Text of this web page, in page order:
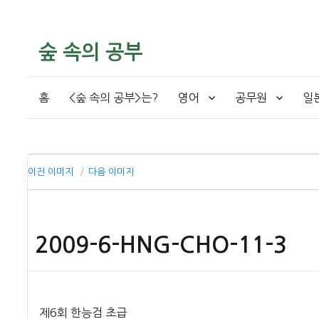
숲 속의 공부
홈 <숲 속의 공부>는? 영어 공무원 일
이전 이미지 다음 이미지
2009-6-HNG-CHO-11-3
제6회 한능검 초급